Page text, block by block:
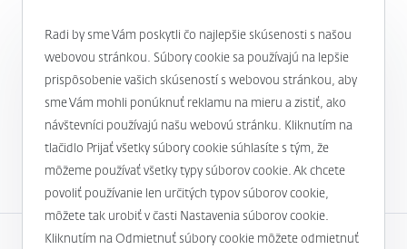
Novinky a aktuality
1
Radi by sme Vám poskytli čo najlepšie skúsenosti s našou
webovou stránkou. Súbory cookie sa používajú na lepšie
prispôsobenie vašich skúseností s webovou stránkou, aby
sme Vám mohli ponúknuť reklamu na mieru a zistiť, ako
návštevníci používajú našu webovú stránku. Kliknutím na
tlačidlo Prijať všetky súbory cookie súhlasíte s tým, že
môžeme používať všetky typy súborov cookie. Ak chcete
povoliť používanie len určitých typov súborov cookie,
môžete tak urobiť v časti Nastavenia súborov cookie.
Kliknutím na Odmietnuť súbory cookie môžete odmietnuť